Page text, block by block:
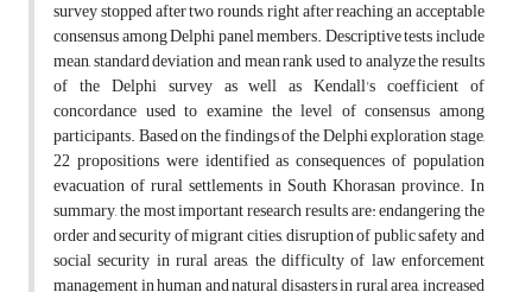
survey stopped after two rounds, right after reaching an acceptable
consensus among Delphi panel members. Descriptive tests include
mean, standard deviation and mean rank used to analyze the results
of the Delphi survey as well as Kendall's coefficient of
concordance used to examine the level of consensus among
participants. Based on the findings of the Delphi exploration stage,
22 propositions were identified as consequences of population
evacuation of rural settlements in South Khorasan province. In
summary, the most important research results are: endangering the
order and security of migrant cities, disruption of public safety and
social security in rural areas, the difficulty of law enforcement